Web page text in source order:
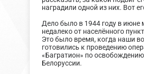
наградили одной из них. Вот
Дело было в 1944 году в июне
недалеко от населённого
Это было время, когда наши
готовились к проведению
«Багратион» по освобождению
Белоруссии.